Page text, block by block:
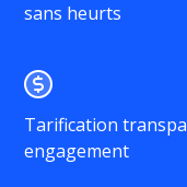
sans heurts
Tarification
engagement